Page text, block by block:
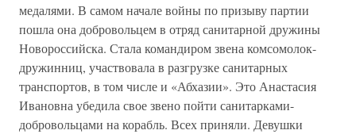
медалями. В самом начале войны по призыву партии
пошла она добровольцем в отряд санитарной дружины
Новороссийска. Стала командиром звена комсомолок-
дружинниц, участвовала в разгрузке санитарных
транспортов, в том числе и «Абхазии». Это Анастасия
Ивановна убедила свое звено пойти санитарками-
добровольцами на корабль. Всех приняли. Девушки